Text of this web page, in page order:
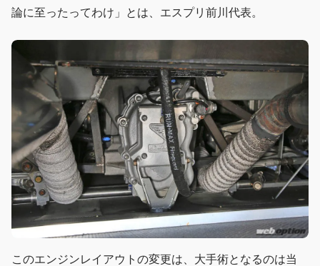
論に至ったってわけ」とは、エスプリ前川代表。
このエンジンレイアウトの変更は、大手術となるのは当